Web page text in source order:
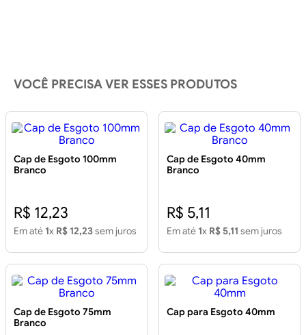
VOCÊ PRECISA VER ESSES PRODUTOS
Cap de Esgoto 100mm
Branco
R$ 12,23
Em até 1x R$ 12,23sem juros
Cap de Esgoto 40mm
Branco
R$ 5,11
Em até 1x R$ 5,11 sem juros
Cap de Esgoto 75mm
Branco
Cap para Esgoto 40mm